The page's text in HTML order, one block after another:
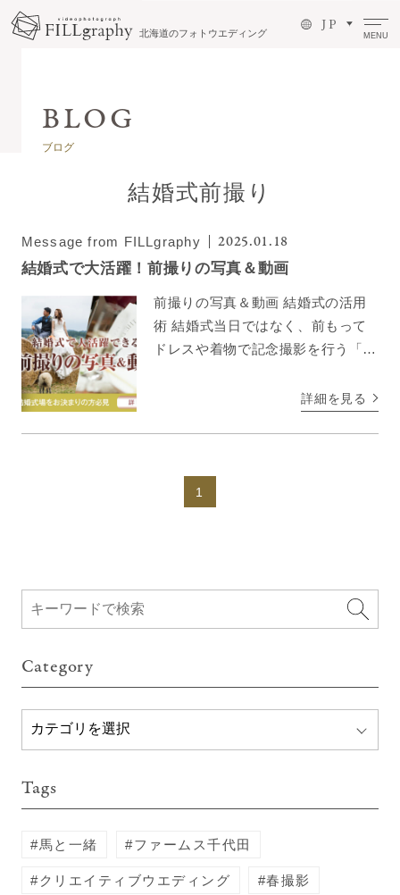
北海道のフォトウエディング
J P
MENU
ブログ
結婚式前撮り
Message from FILLgraphy 2025.01.18
結婚式で大活躍！前撮りの写真＆動画
前撮りの写真＆動画 結婚式の活用
術 結婚式当日ではなく、前もって
ドレスや着物で記念撮影を行う「前
ん、撮影スタッフが付いて自分たち
詳細を見る
1
Category
Tags
馬と一緒 ファームス千代田
クリエイティブウエディング 春撮影